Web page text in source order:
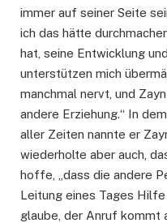
immer auf seiner Seite
ich das hätte
hat, seine Entwicklung
unterstützen mich
manchmal nervt, und
andere Erziehung.“ In
aller Zeiten nannte er
wiederholte aber auch,
hoffe, „dass die andere
Leitung eines Tages Hilfe
glaube, der Anruf kommt